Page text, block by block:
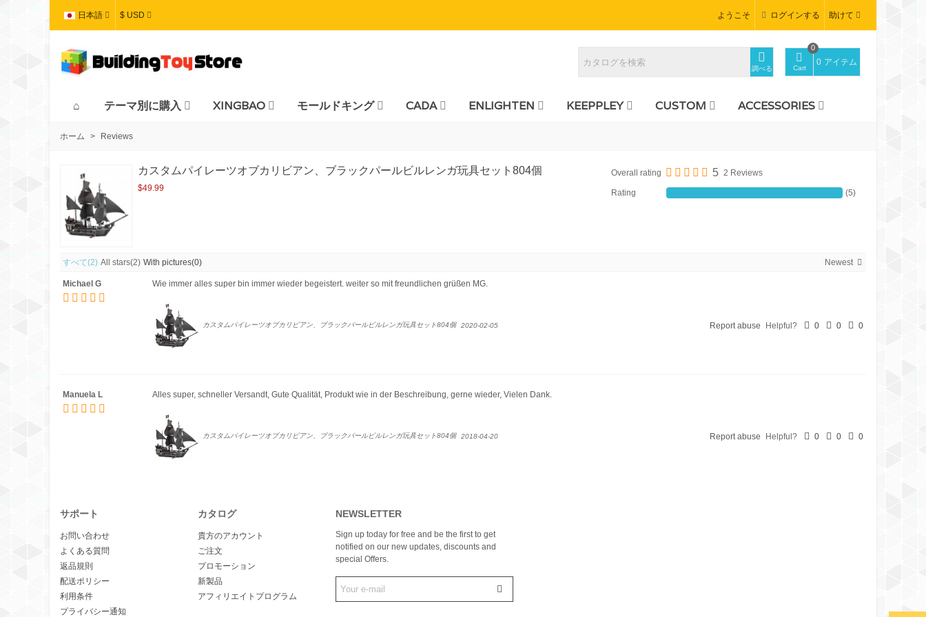
日本語 $ USD ようこそ ログインする 助けて
調べる Cart
0
0 アイテム
テーマ別に購入 XINGBAO モールドキング CADA ENLIGHTEN KEEPPLEY CUSTOM ACCESSORIES
ホーム > Reviews
カスタムパイレーツオブカリビアン、ブラックパールビルレンガ玩具セット804個
$49.99
Overall rating 5 2 Reviews
Rating (5)
すべて(2) All stars(2) With pictures(0) Newest
Michael G Wie immer alles super bin immer wieder begeistert. weiter so mit freundlichen grüßen MG.
カスタムパイレーツオブカリビアン、ブラックパールビルレンガ玩具セット804個 2020-02-05 Report abuse Helpful? 0 0 0
Manuela L Alles super, schneller Versandt, Gute Qualität, Produkt wie in der Beschreibung, gerne wieder, Vielen Dank.
カスタムパイレーツオブカリビアン、ブラックパールビルレンガ玩具セット804個 2018-04-20 Report abuse Helpful? 0 0 0
サポート
お問い合わせ
よくある質問
返品規則
配送ポリシー
利用条件
プライバシー通知
カタログ
貴方のアカウント
ご注文
プロモーション
新製品
アフィリエイトプログラム
NEWSLETTER
Sign up today for free and be the first to get
notified on our new updates, discounts and
special Offers.